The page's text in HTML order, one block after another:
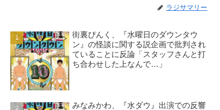
ラジサマリー
街裏ぴんく、『水曜日のダウンタウ
ン』の怪談に関する説企画で批判され
ていることに反論「スタッフさんと打
ち合わせした上なんで…」
みなみかわ、『水ダウ』出演での反響